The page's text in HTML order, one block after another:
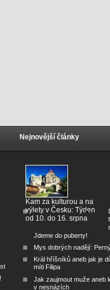
Nejnovější články
Kam za kulturou a na
výlety v Česku: Týden
od 10. do 16. srpna
Jdeme do puberty!
Mys dobrých nadějí:
Král hříšníků aneb jak je
míti Filipa
Jak zaujmout muže aneb
v nesnázích